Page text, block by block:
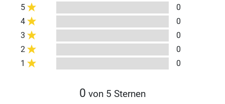
5
0
4
0
3
0
2
0
1
0
0 von 5 Sternen